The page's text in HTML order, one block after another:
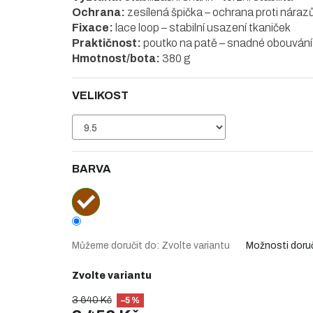
3 640 Kč –5 %
Zvolte variantu
VELIKOST
BARVA
Můžeme doručit do: Zvolte variantu Možnosti
Ochrana: zesílená špička – ochrana proti
Fixace: lace loop – stabilní usazení tkaniček
Praktičnost: poutko na patě – snadné obouvání
Hmotnost/bota: 380 g